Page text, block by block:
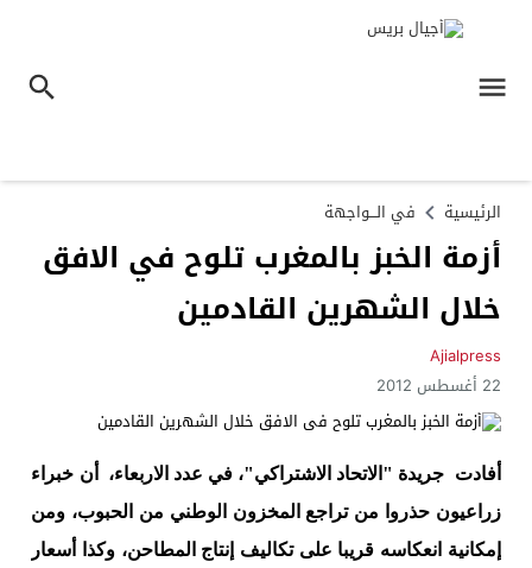
الرئيسية في الـــواجهة
أزمة الخبز بالمغرب تلوح في الافق
خلال الشهرين القادمين
Ajialpress
22 أغسطس 2012
أفادت جريدة "الاتحاد الاشتراكي"، في عدد الاربعاء، أن خبراء
زراعيون حذروا من تراجع المخزون الوطني من الحبوب، ومن
إمكانية انعكاسه قريبا على تكاليف إنتاج المطاحن، وكذا أسعار